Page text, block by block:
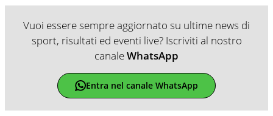
Vuoi essere sempre aggiornato su ultime news di
sport, risultati ed eventi live? Iscriviti al nostro
canaleWhatsApp
Entra nel canale WhatsApp